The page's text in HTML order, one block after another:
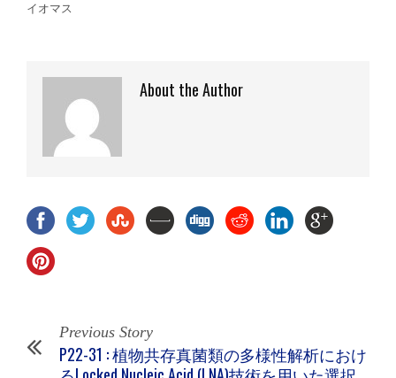
イオマス
About the Author
Previous Story
P22-31 : 植物共存真菌類の多様性解析におけ